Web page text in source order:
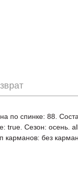
по спинке: 88.
true. Сезон: осень.
карманов: без